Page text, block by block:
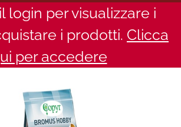
login per visualizzare i
i prodotti. Clicca
per accedere